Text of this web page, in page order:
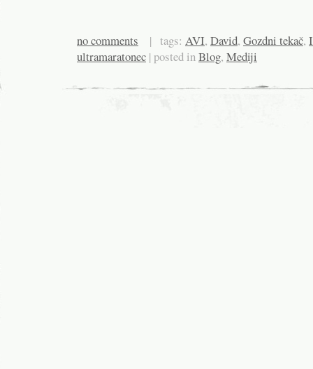
no comments | tags: AVI, David, Gozdni tekač,
ultramaratonec | posted inBlog, Mediji